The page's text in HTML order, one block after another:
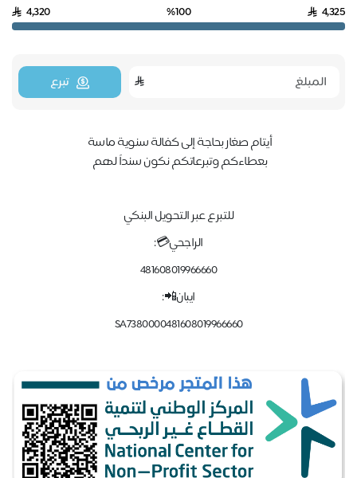
%100
4,320
تبرع
أيتام صغار بحاجة إلى كفالة سنوية ماسة
بعطاءكم وتبرعاتكم نكون سنداً لهم
للتبرع عبر التحويل البنكي
الراجحي💳:
481608019966660
ايبان📲:
SA7380000481608019966660